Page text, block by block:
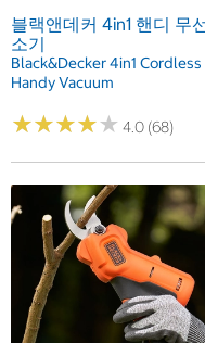
블랙앤데커 4in1 핸디 무
소기
Black&Decker 4in1 Cordless
Handy Vacuum
★★★★★
★★★★★ 4.0 (68)